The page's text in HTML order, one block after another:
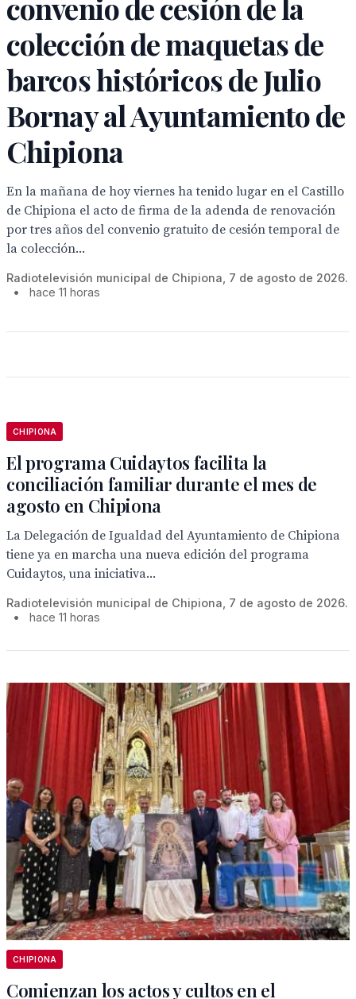
convenio de cesión de la
colección de maquetas de
barcos históricos de Julio
Bornay al Ayuntamiento de
Chipiona
En la mañana de hoy viernes ha tenido lugar en el Castillo
de Chipiona el acto de firma de la adenda de renovación
por tres años del convenio gratuito de cesión temporal de
la colección...
Radiotelevisión municipal de Chipiona, 7 de agosto de 2026.
•
hace 11 horas
CHIPIONA
El programa Cuidaytos facilita la
conciliación familiar durante el mes de
agosto en Chipiona
La Delegación de Igualdad del Ayuntamiento de Chipiona
tiene ya en marcha una nueva edición del programa
Cuidaytos, una iniciativa...
Radiotelevisión municipal de Chipiona, 7 de agosto de 2026.
•
hace 11 horas
CHIPIONA
Comienzan los actos y cultos en el